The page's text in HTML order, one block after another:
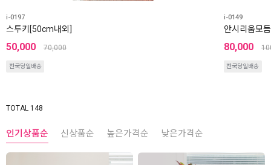
i-0197
스투키[50cm내외]
50,000 70,000
전국당일배송
i-0149
안시리움모듬
80,000
전국당일배송
TOTAL 148
인기상품순 신상품순 높은가격순 낮은가격순